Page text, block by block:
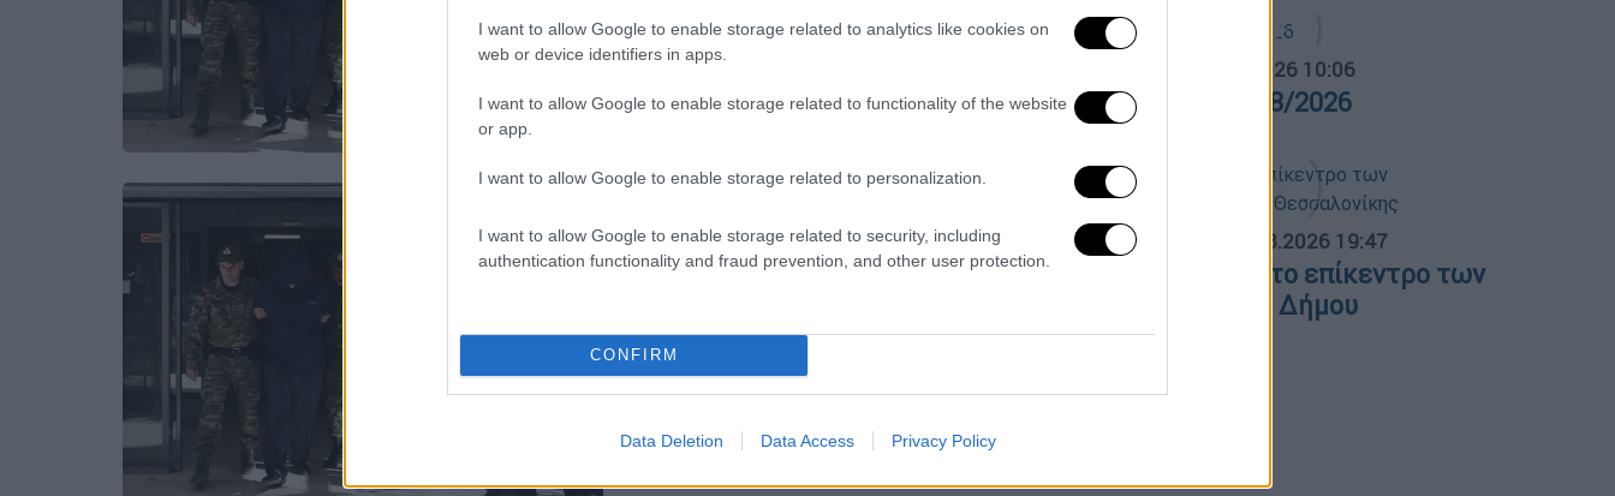
I want to allow Google to enable storage related to analytics like cookies on
web or device identifiers in apps.
I want to allow Google to enable storage related to functionality of the website
or app.
I want to allow Google to enable storage related to personalization.
I want to allow Google to enable storage related to security, including
authentication functionality and fraud prevention, and other user protection.
CONFIRM
Data Deletion Data Access Privacy Policy
συνάντησης, του παραδόθηκε ένα
κρυπτογραφημένο κινητό τηλέφωνο
για την ασφαλή διαβίβαση των
Γιατί η Κίνα προσέγγισε τον
σμήναρχο και πώς τον
κατασκοπεύει - Ο ρόλος της CIA
Καταιγιστικές είναι οι αποκαλύψεις
στο κατασκοπευτικό θρίλερ με τον
Έλληνα κατάσκοπο - Το ρεπορτάζ του
06.08.2026 10:06
Ώρα Ελλάδος 06/08/2026
ΑΠΟΣΠΑΣΜΑΤΑ... 06.08.2026 19:47
ΔΕΘ και Τούμπα στο επίκεντρο των
διεκδικήσεων του Δήμου
Θεσσαλονίκης